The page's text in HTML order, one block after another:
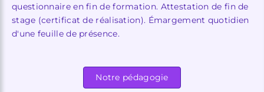
questionnaire en fin de formation. Attestation de fin de
stage (certificat de réalisation). Émargement quotidien
d'une feuille de présence.
Notre pédagogie